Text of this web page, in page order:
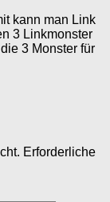
kann man Link
3 Linkmonster
3 Monster für
Erforderliche